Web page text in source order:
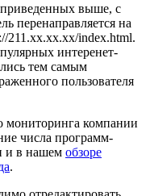
выше, с
перенаправляется на
211.xx.xx.xx/index.html.
интеренет-
тем самым
пользователя
мониторинга компании
числа программ-
и в нашем обзоре
.